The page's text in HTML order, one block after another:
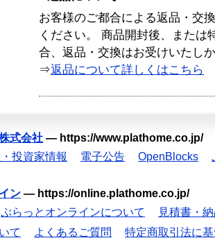
お客様のご都合による返品・交
ください。 商品開封後、または
合、返品・交換はお受けいたし
⇒返品について詳しくはこちら
式会社 — https://www.plathome.co.jp/
投資家情報 電子公告 OpenBlocks
ン — https://online.plathome.co.jp/
ぷらっとオンラインについて
見積書・
て
よくあるご質問
特定商取引法に